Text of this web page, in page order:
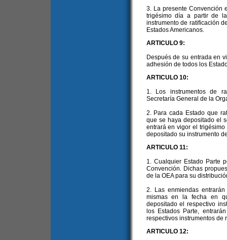
3. La presente Convención
trigésimo día a partir de
instrumento de ratificación
Estados Americanos.
ARTICULO 9:
Después de su entrada en
adhesión de todos los
ARTICULO 10:
1. Los instrumentos de
Secretaría General de la
2. Para cada Estado que
que se haya depositado el
entrará en vigor el
depositado su instrumento
ARTICULO 11:
1. Cualquier Estado Parte
Convención. Dichas
de la OEA para su
2. Las enmiendas
mismas en la fecha en
depositado el respectivo
los Estados Parte,
respectivos instrumentos de
ARTICULO 12: